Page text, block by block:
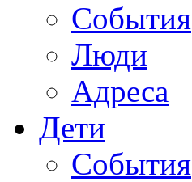
События
Люди
Адреса
Дети
События